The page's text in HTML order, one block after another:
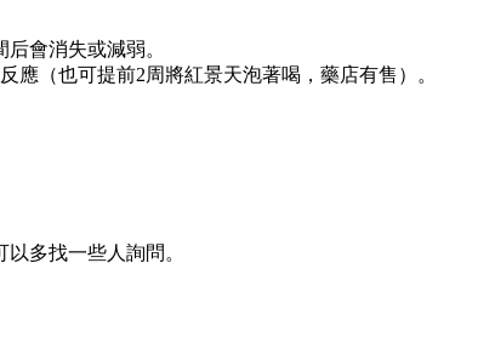
會消失或減弱。
（也可提前2周將紅景天泡著喝，藥店有售）。
多找一些人詢問。